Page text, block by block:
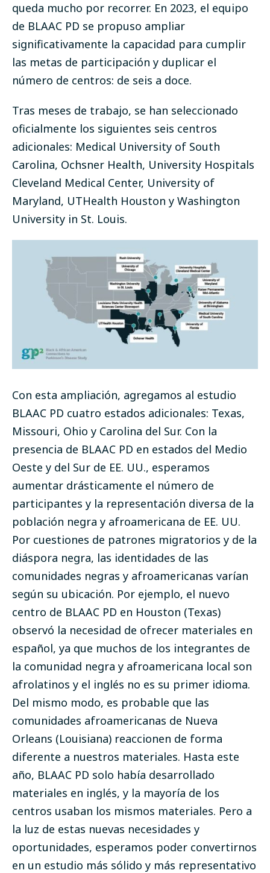
queda mucho por recorrer. En 2023, el equipo
de BLAAC PD se propuso ampliar
significativamente la capacidad para cumplir
las metas de participación y duplicar el
número de centros: de seis a doce.
Tras meses de trabajo, se han seleccionado
oficialmente los siguientes seis centros
adicionales: Medical University of South
Carolina, Ochsner Health, University Hospitals
Cleveland Medical Center, University of
Maryland, UTHealth Houston y Washington
University in St. Louis.
Con esta ampliación, agregamos al estudio
BLAAC PD cuatro estados adicionales: Texas,
Missouri, Ohio y Carolina del Sur. Con la
presencia de BLAAC PD en estados del Medio
Oeste y del Sur de EE. UU., esperamos
aumentar drásticamente el número de
participantes y la representación diversa de la
población negra y afroamericana de EE. UU.
Por cuestiones de patrones migratorios y de la
diáspora negra, las identidades de las
comunidades negras y afroamericanas varían
según su ubicación. Por ejemplo, el nuevo
centro de BLAAC PD en Houston (Texas)
observó la necesidad de ofrecer materiales en
español, ya que muchos de los integrantes de
la comunidad negra y afroamericana local son
afrolatinos y el inglés no es su primer idioma.
Del mismo modo, es probable que las
comunidades afroamericanas de Nueva
Orleans (Louisiana) reaccionen de forma
diferente a nuestros materiales. Hasta este
año, BLAAC PD solo había desarrollado
materiales en inglés, y la mayoría de los
centros usaban los mismos materiales. Pero a
la luz de estas nuevas necesidades y
oportunidades, esperamos poder convertirnos
en un estudio más sólido y más representativo